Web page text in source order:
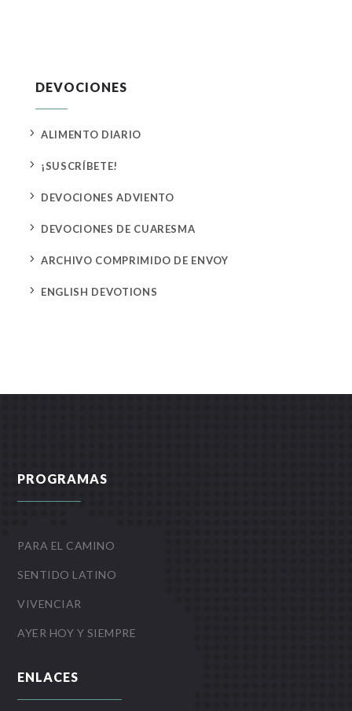
DEVOCIONES
5 ALIMENTO DIARIO
5 ¡SUSCRÍBETE!
5 DEVOCIONES ADVIENTO
5 DEVOCIONES DE CUARESMA
5 ARCHIVO COMPRIMIDO DE ENVOY
5 ENGLISH DEVOTIONS
PROGRAMAS
PARA EL CAMINO
SENTIDO LATINO
VIVENCIAR
AYER HOY Y SIEMPRE
ENLACES